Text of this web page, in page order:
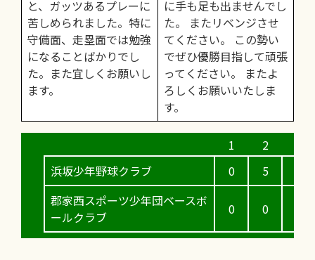
と、ガッツあるプレーに
苦しめられました。特に
守備面、走塁面では勉強
になることばかりでし
た。また宜しくお願いし
ます。
に手も足も出ませんでし
た。 またリベンジさせ
てください。 この勢い
でぜひ優勝目指して頑張
ってください。 またよ
ろしくお願いいたしま
す。
浜坂少年野球クラブ
郡家西スポーツ少年団ベースボ
ールクラブ
0
0
5
0